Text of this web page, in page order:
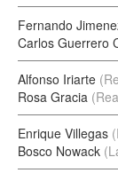
Fernando
Carlos Guerrero
Alfonso Iriarte
Rosa Gracia
Enrique Villegas
Bosco Nowack